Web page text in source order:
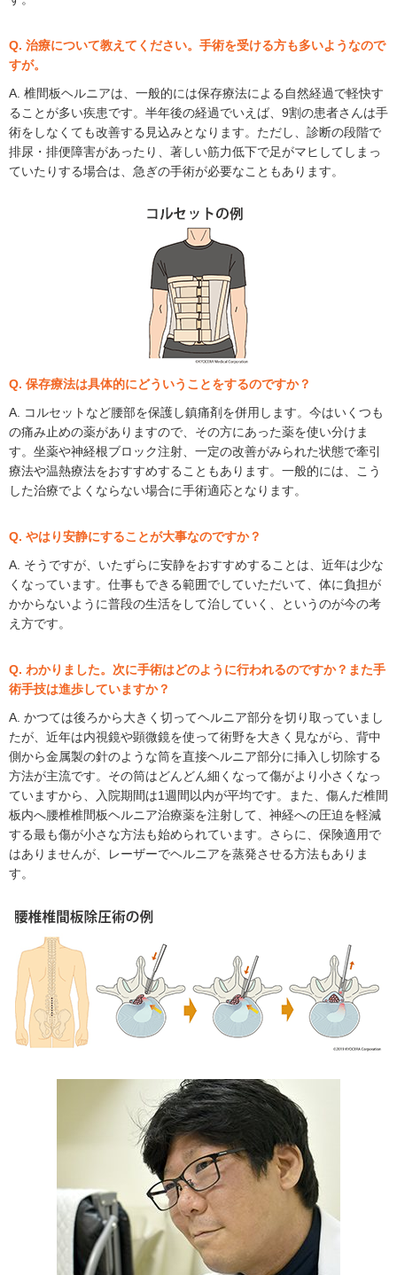
Q. 治療について教えてください。手術を受ける方も多いようなので
すが。
A. 椎間板ヘルニアは、一般的には保存療法による自然経過で軽快す
ることが多い疾患です。半年後の経過でいえば、9割の患者さんは手
術をしなくても改善する見込みとなります。ただし、診断の段階で
排尿・排便障害があったり、著しい筋力低下で足がマヒしてしまっ
ていたりする場合は、急ぎの手術が必要なこともあります。
Q. 保存療法は具体的にどういうことをするのですか？
A. コルセットなど腰部を保護し鎮痛剤を併用します。今はいくつも
の痛み止めの薬がありますので、その方にあった薬を使い分けま
す。坐薬や神経根ブロック注射、一定の改善がみられた状態で牽引
療法や温熱療法をおすすめすることもあります。一般的には、こう
した治療でよくならない場合に手術適応となります。
Q. やはり安静にすることが大事なのですか？
A. そうですが、いたずらに安静をおすすめすることは、近年は少な
くなっています。仕事もできる範囲でしていただいて、体に負担が
かからないように普段の生活をして治していく、というのが今の考
え方です。
Q. わかりました。次に手術はどのように行われるのですか？また手
術手技は進歩していますか？
A. かつては後ろから大きく切ってヘルニア部分を切り取っていまし
たが、近年は内視鏡や顕微鏡を使って術野を大きく見ながら、背中
側から金属製の針のような筒を直接ヘルニア部分に挿入し切除する
方法が主流です。その筒はどんどん細くなって傷がより小さくなっ
ていますから、入院期間は1週間以内が平均です。また、傷んだ椎間
板内へ腰椎椎間板ヘルニア治療薬を注射して、神経への圧迫を軽減
する最も傷が小さな方法も始められています。さらに、保険適用で
はありませんが、レーザーでヘルニアを蒸発させる方法もありま
す。